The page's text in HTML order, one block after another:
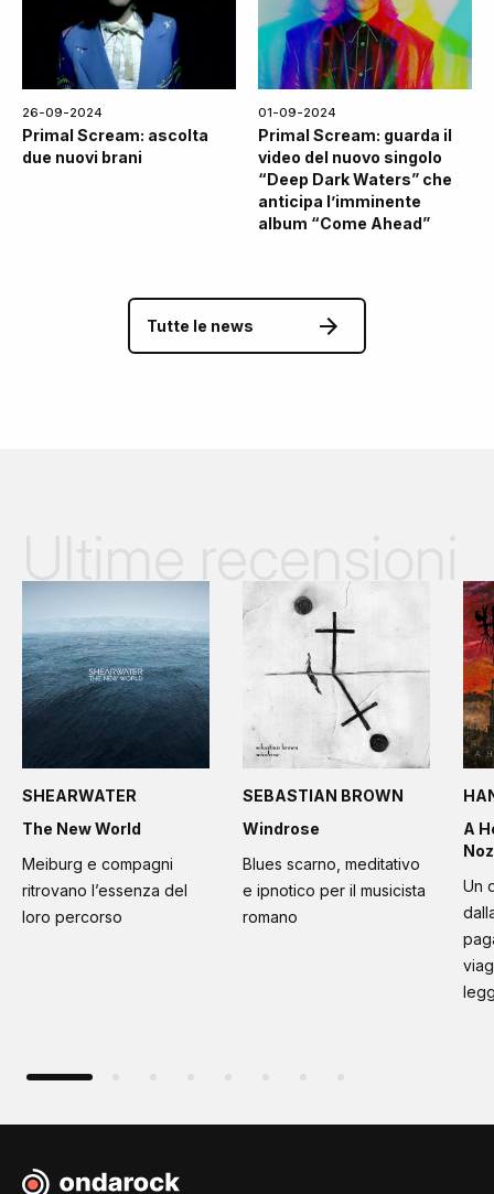
26-09-2024
Primal Scream: ascolta
due nuovi brani
01-09-2024
Primal Scream: guarda il
video del nuovo singolo
“Deep Dark Waters” che
anticipa l’imminente
album “Come Ahead”
Tutte le news
SHEARWATER
The New World
Meiburg e compagni
ritrovano l’essenza del
loro percorso
SEBASTIAN BROWN
Windrose
Blues scarno, meditativo
e ipnotico per il musicista
romano
A
Noz
Un